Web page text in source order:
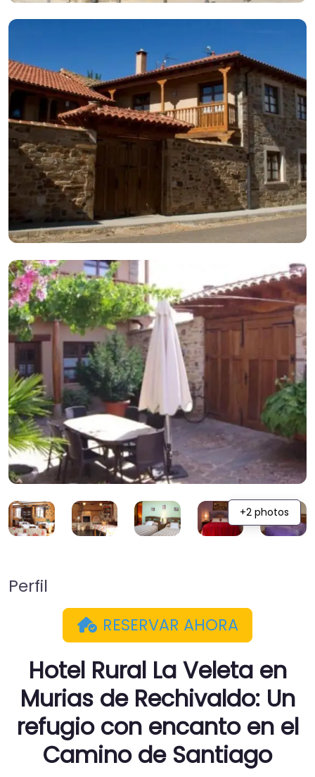
+2 photos
Perfil
RESERVAR AHORA
Hotel Rural La Veleta en
Murias de Rechivaldo: Un
refugio con encanto en el
Camino de Santiago